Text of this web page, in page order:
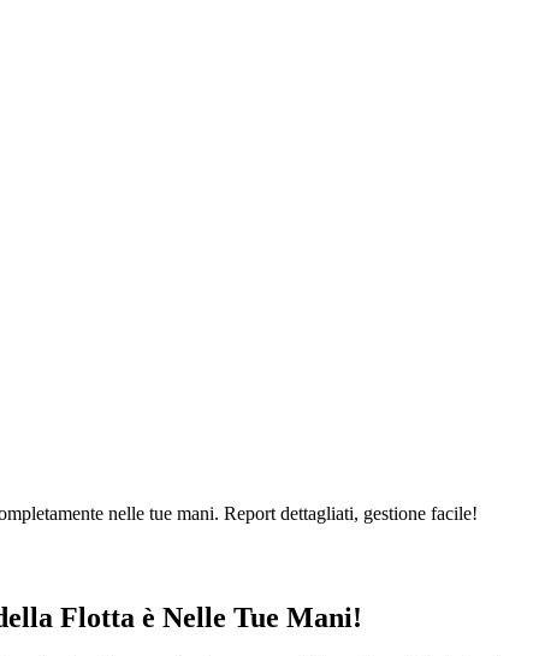
nelle tue mani. Report dettagliati, gestione facile!
Flotta è Nelle Tue Mani!